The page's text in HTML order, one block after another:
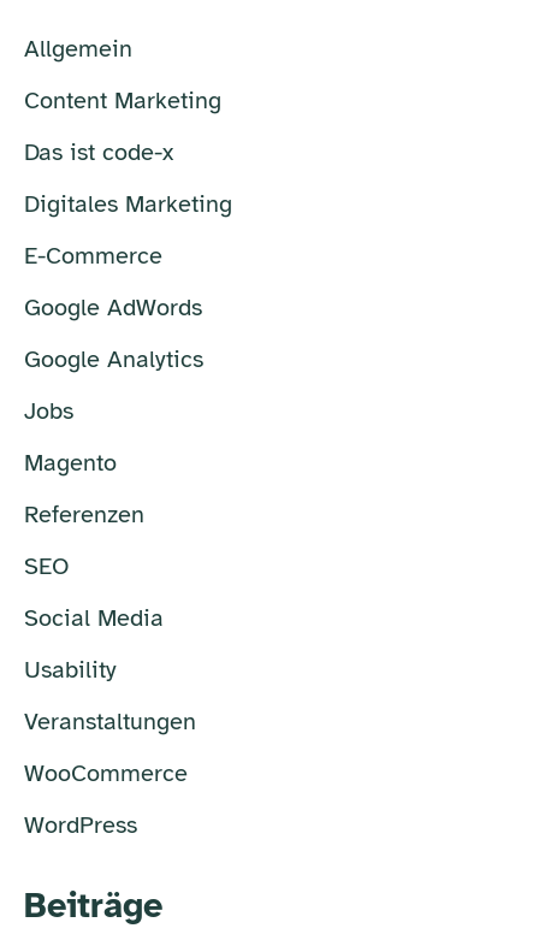
Allgemein
Content Marketing
Das ist code-x
Digitales Marketing
E-Commerce
Google AdWords
Google Analytics
Jobs
Magento
Referenzen
SEO
Social Media
Usability
Veranstaltungen
WooCommerce
WordPress
Beiträge